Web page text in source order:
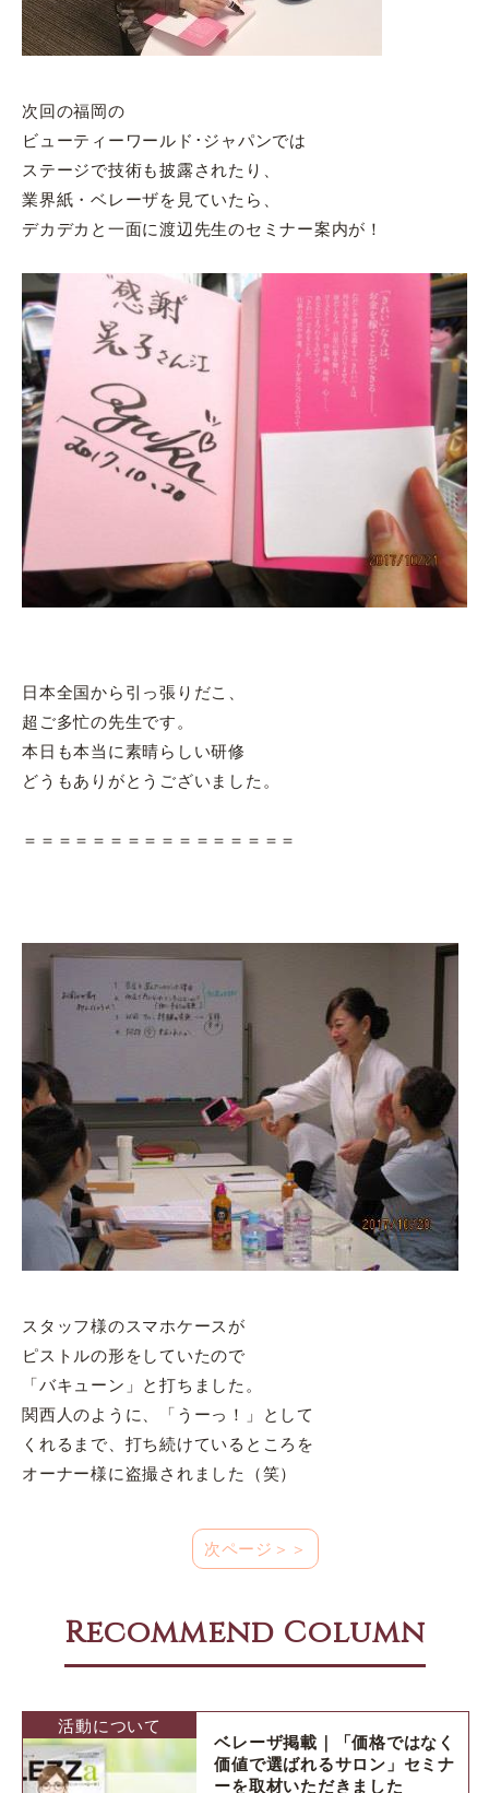
次回の福岡の
ビューティーワールド･ジャパンでは
ステージで技術も披露されたり、
業界紙・ベレーザを見ていたら、
デカデカと一面に渡辺先生のセミナー案内が！
日本全国から引っ張りだこ、
超ご多忙の先生です。
本日も本当に素晴らしい研修
どうもありがとうございました。
＝＝＝＝＝＝＝＝＝＝＝＝＝＝＝＝
スタッフ様のスマホケースが
ピストルの形をしていたので
「バキューン」と打ちました。
関西人のように、「うーっ！」として
くれるまで、打ち続けているところを
オーナー様に盗撮されました（笑）
次ページ＞＞
Recommend Column
活動について
ベレーザ掲載｜「価格ではなく
価値で選ばれるサロン」セミナ
ーを取材いただきました